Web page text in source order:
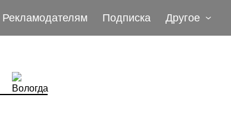
Рекламодателям Подписка Другое